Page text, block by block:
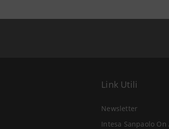
Link Utili
Newsletter
Intesa Sanpaolo On